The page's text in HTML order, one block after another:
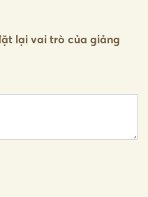
lại vai trò của giảng